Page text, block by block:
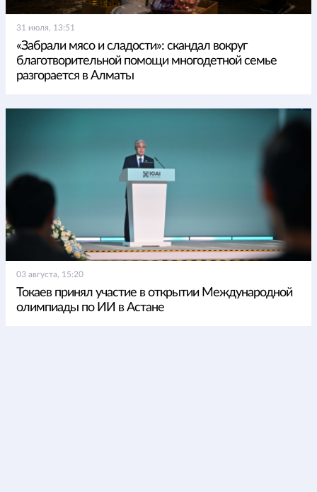
31 июля, 13:51
«Забрали мясо и сладости»: скандал вокруг
благотворительной помощи многодетной семье
разгорается в Алматы
03 августа, 15:20
Токаев принял участие в открытии Международной
олимпиады по ИИ в Астане